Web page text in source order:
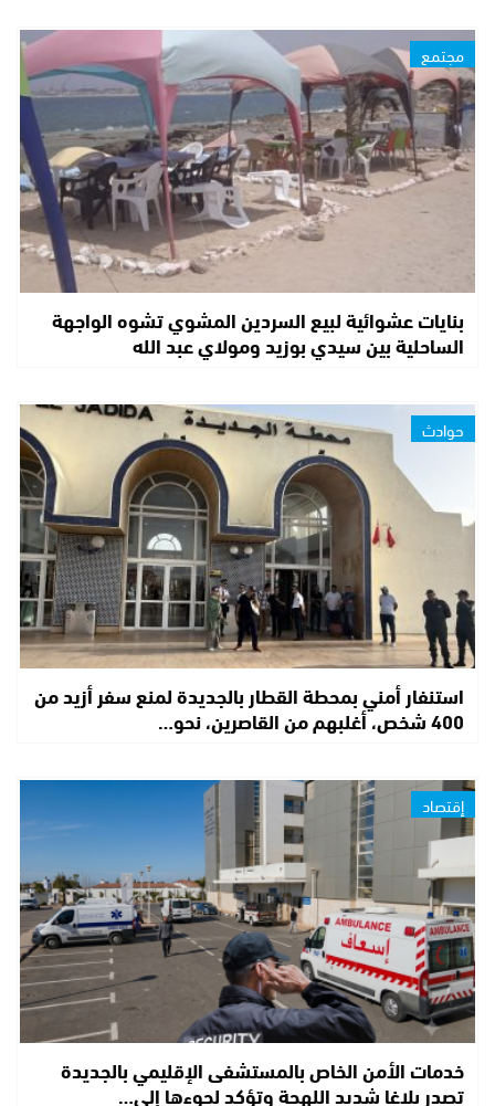
مجتمع
بنايات عشوائية لبيع السردين المشوي تشوه الواجهة
الساحلية بين سيدي بوزيد ومولاي عبد الله
حوادث
استنفار أمني بمحطة القطار بالجديدة لمنع سفر أزيد من
400 شخص، أغلبهم من القاصرين، نحو…
إقتصاد
خدمات الأمن الخاص بالمستشفى الإقليمي بالجديدة
تصدر بلاغا شديد اللهجة وتؤكد لجوءها إلى…